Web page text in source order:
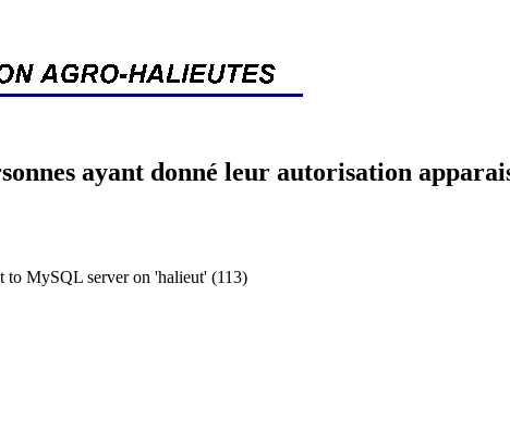
ayant donné leur autorisation
MySQL server on 'halieut' (113)